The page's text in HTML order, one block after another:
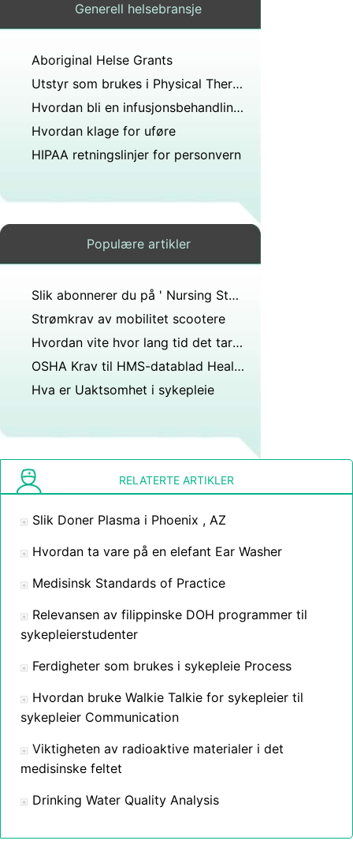
Generell helsebransje
Aboriginal Helse Grants
Utstyr som brukes i Physical Therapy
Hvordan bli en infusjonsbehandling Sykepleier
Hvordan klage for uføre ​​
HIPAA retningslinjer for personvern
Populære artikler
Slik abonnerer du på ' Nursing Standard '
Strømkrav av mobilitet scootere
Hvordan vite hvor lang tid det tar for en Antibiotika to Work
OSHA Krav til HMS-datablad Healthcare fasiliteter
Hva er Uaktsomhet i sykepleie
RELATERTE ARTIKLER
Slik Doner Plasma i Phoenix , AZ
Hvordan ta vare på en elefant Ear Washer
Medisinsk Standards of Practice
Relevansen av filippinske DOH programmer til
sykepleierstudenter
Ferdigheter som brukes i sykepleie Process
Hvordan bruke Walkie Talkie for sykepleier til
sykepleier Communication
Viktigheten av radioaktive materialer i det
medisinske feltet
Drinking Water Quality Analysis